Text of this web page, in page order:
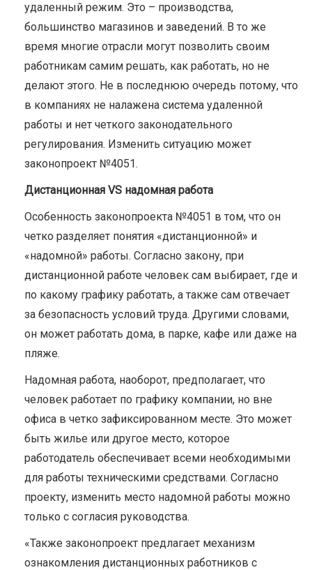
удаленный режим. Это – производства,
большинство магазинов и заведений. В то же
время многие отрасли могут позволить своим
работникам самим решать, как работать, но не
делают этого. Не в последнюю очередь потому, что
в компаниях не налажена система удаленной
работы и нет четкого законодательного
регулирования. Изменить ситуацию может
законопроект №4051.
Дистанционная VS надомная работа
Особенность законопроекта №4051 в том, что он
четко разделяет понятия «дистанционной» и
«надомной» работы. Согласно закону, при
дистанционной работе человек сам выбирает, где и
по какому графику работать, а также сам отвечает
за безопасность условий труда. Другими словами,
он может работать дома, в парке, кафе или даже на
пляже.
Надомная работа, наоборот, предполагает, что
человек работает по графику компании, но вне
офиса в четко зафиксированном месте. Это может
быть жилье или другое место, которое
работодатель обеспечивает всеми необходимыми
для работы техническими средствами. Согласно
проекту, изменить место надомной работы можно
только с согласия руководства.
«Также законопроект предлагает механизм
ознакомления дистанционных работников с